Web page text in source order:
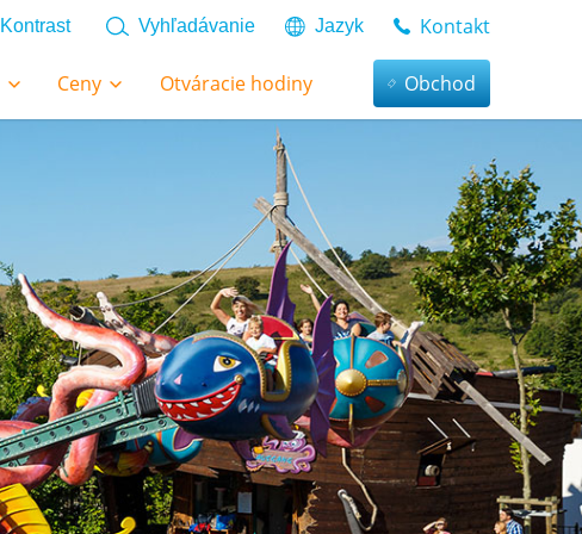
Kontrast Vyhľadávanie Jazyk Kontakt
Ceny Otváracie hodiny Obchod